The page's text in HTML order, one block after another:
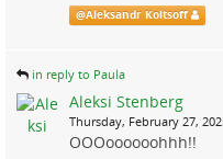
@Aleksandr Koltsoff
in reply to Paula
Aleksi Stenberg
Thursday, February 27,
OOOoooooohhh!!